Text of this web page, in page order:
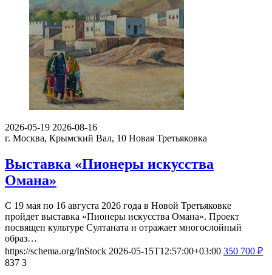
2026-05-19 2026-08-16
г. Москва, Крымский Вал, 10 Новая Третьяковка
Выставка «Пионеры искусства
Омана»
С 19 мая по 16 августа 2026 года в Новой Третьяковке
пройдет выставка «Пионеры искусства Омана». Проект
посвящен культуре Султаната и отражает многослойный
образ…
https://schema.org/InStock 2026-05-15T12:57:00+03:00 350 700 ₽
837 3